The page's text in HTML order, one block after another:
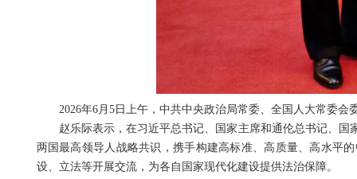
2026年6月5日上午，中共中央政治局常委、全国人大常委
赵乐际表示，在习近平总书记、国家主席和通伦总书记、
两国最高领导人战略共识，携手构建高标准、高质量、高水平
设、立法等开展交流，为各自国家现代化建设提供法治保障。